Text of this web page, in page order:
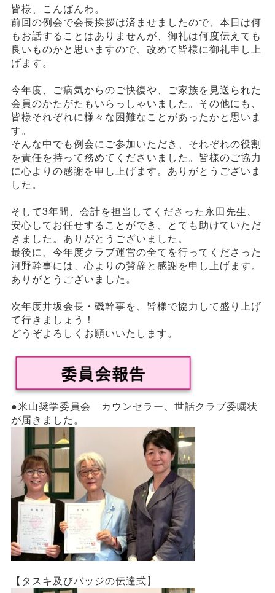
皆様、こんばんわ。
前回の例会で会長挨拶は済ませましたので、本日は何
もお話することはありませんが、御礼は何度伝えても
良いものかと思いますので、改めて皆様に御礼申し上
げます。
今年度、ご病気からのご快復や、ご家族を見送られた
会員のかたがたもいらっしゃいました。その他にも、
皆様それぞれに様々な困難なことがあったかと思いま
す。
そんな中でも例会にご参加いただき、それぞれの役割
を責任を持って務めてくださいました。皆様のご協力
に心よりの感謝を申し上げます。ありがとうございま
した。
そして3年間、会計を担当してくださった永田先生、
安心してお任せすることができ、とても助けていただ
きました。ありがとうございました。
最後に、今年度クラブ運営の全てを行ってくださった
河野幹事には、心よりの賛辞と感謝を申し上げます。
ありがとうございました。
次年度井坂会長・磯幹事を、皆様で協力して盛り上げ
て行きましょう！
どうぞよろしくお願いいたします。
●米山奨学委員会 カウンセラー、世話クラブ委嘱状
が届きました。
【タスキ及びバッジの伝達式】